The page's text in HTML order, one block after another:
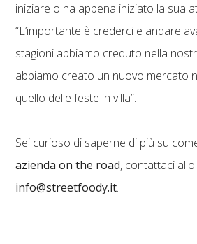
iniziare o ha appena iniziato la sua
“L’importante è crederci e andare
stagioni abbiamo creduto nella
abbiamo creato un nuovo mercato
quello delle feste in villa”.
Sei curioso di saperne di più su
azienda on the road, contattaci
info@streetfoody.it.